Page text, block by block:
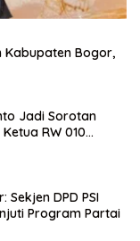
Kabupaten Bogor,
Jadi Sorotan
RW 010
Sekjen DPD PSI
Program Partai